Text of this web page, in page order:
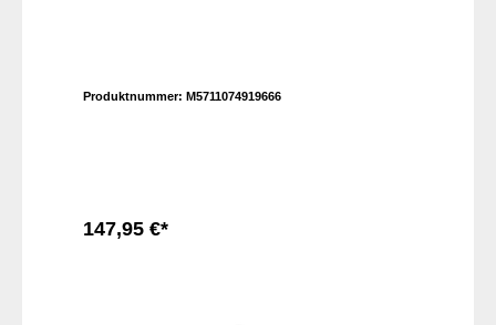
Produktnummer: M5711074919666
147,95 €*